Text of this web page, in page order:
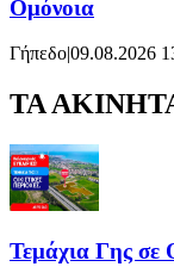
Ομόνοια
Γήπεδο|09.08.2026
ΤΑ
Τεμάχια Γης σε